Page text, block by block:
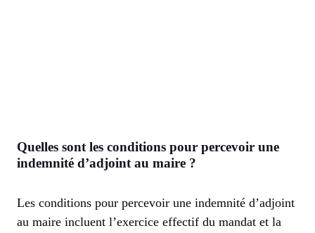
Quelles sont les conditions pour percevoir une
indemnité d’adjoint au maire ?
Les conditions pour percevoir une indemnité d’adjoint
au maire incluent l’exercice effectif du mandat et la